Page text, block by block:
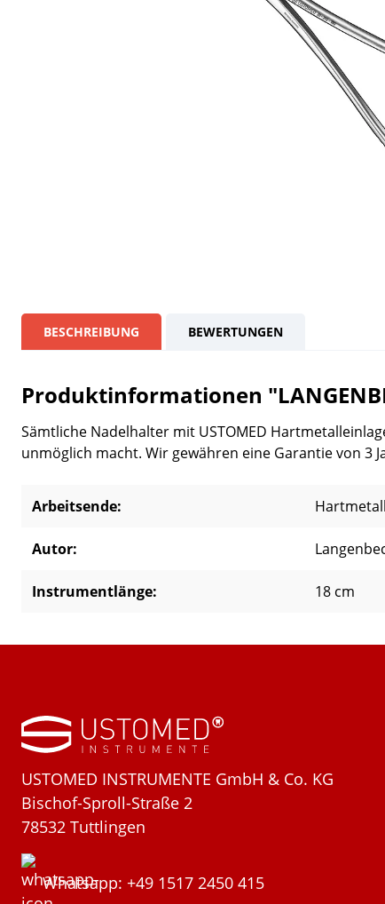
BESCHREIBUNG BEWERTUNGEN
Produktinformationen
Sämtliche Nadelhalter mit USTOMED
unmöglich macht. Wir gewähren eine Garantie von 3
Arbeitsende:
Autor:
Instrumentlänge: 18 cm
USTOMED INSTRUMENTE GmbH & Co. KG
Bischof-Sproll-Straße 2
78532 Tuttlingen
Whatsapp: +49 1517 2450 415